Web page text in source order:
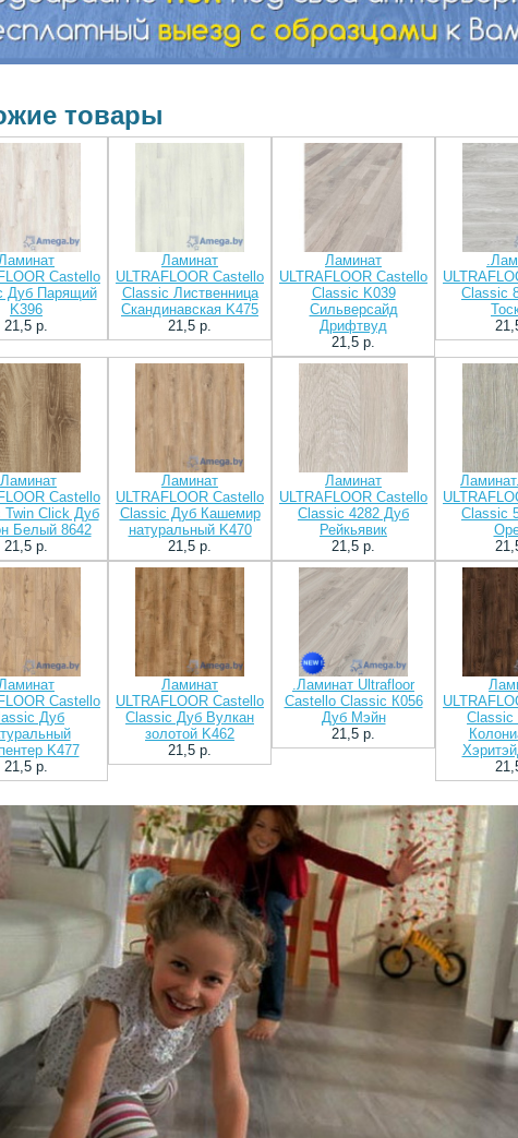
товары
Castello
Дуб Парящий
K396
21,5 p.
Ламинат
ULTRAFLOOR Castello
Classic Лиственница
Скандинавская K475
21,5 p.
Ламинат
ULTRAFLOOR Castello
Classic K039
Сильверсайд
Дрифтвуд
21,5 p.
Classic
Castello
Twin Click Дуб
Белый 8642
21,5 p.
Ламинат
ULTRAFLOOR Castello
Classic Дуб Кашемир
натуральный K470
21,5 p.
Ламинат
ULTRAFLOOR Castello
Classic 4282 Дуб
Рейкьявик
21,5 p.
Classic
Castello
Дуб
K477
21,5 p.
Ламинат
ULTRAFLOOR Castello
Classic Дуб Вулкан
золотой K462
21,5 p.
.Ламинат Ultrafloor
Castello Classic К056
Дуб Мэйн
21,5 p.
Classic